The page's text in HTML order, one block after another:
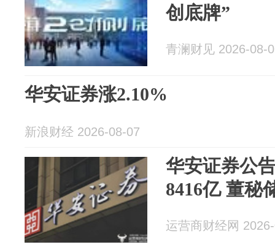
创底牌”
青澜财见 2026-08-
华安证券涨2.10%
新浪财经 2026-08-07
华安证券公
8416亿 董秘
运营商财经网